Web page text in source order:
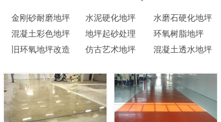
金刚砂耐磨地坪 水泥硬化地坪
水磨石硬化地坪
混凝土彩色地坪
地坪起砂处理
环氧树脂地坪
旧环氧地坪改造
仿古艺术地坪 混凝土透水地坪